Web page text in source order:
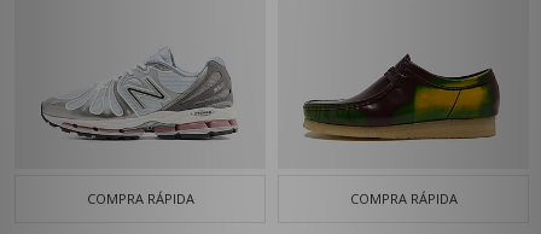
COMPRA RÁPIDA COMPRA RÁPIDA